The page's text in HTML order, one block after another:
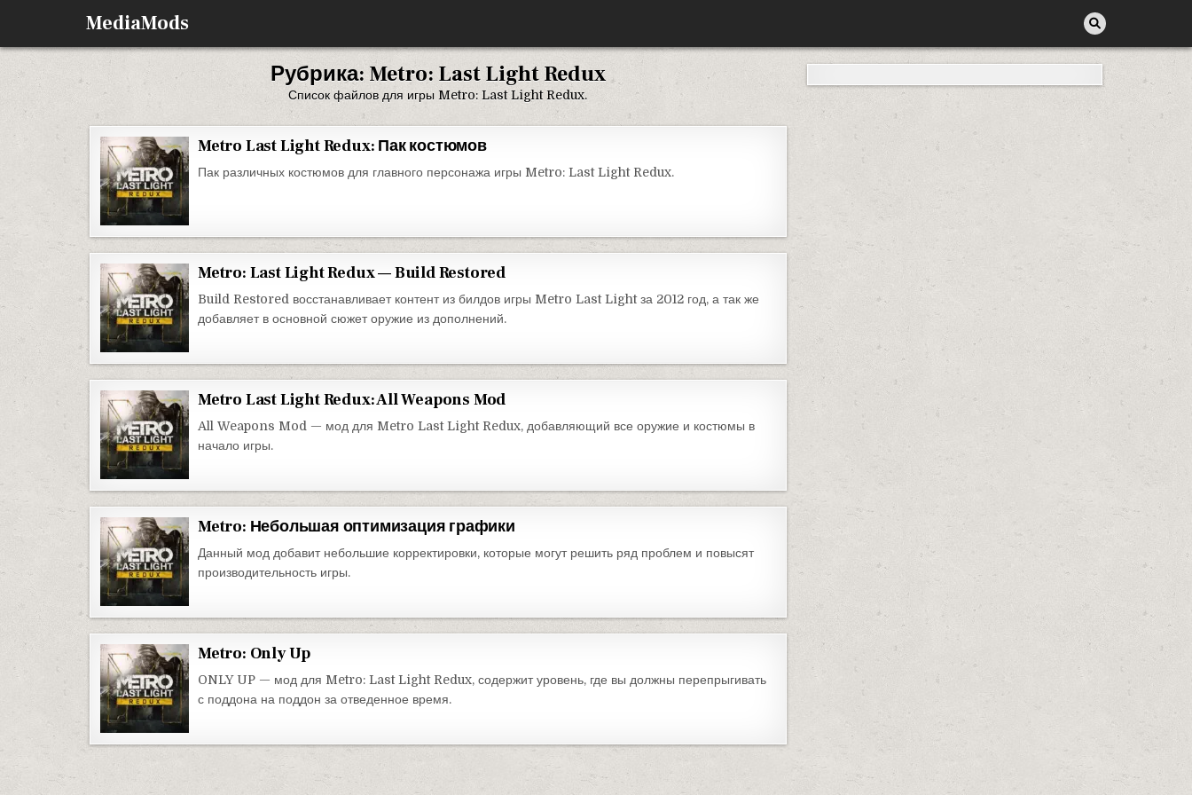
MediaMods
Рубрика: Metro: Last Light Redux
Список файлов для игры Metro: Last Light Redux.
Metro Last Light Redux: Пак костюмов
Пак различных костюмов для главного персонажа игры Metro: Last Light Redux.
Metro: Last Light Redux — Build Restored
Build Restored восстанавливает контент из билдов игры Metro Last Light за 2012 год, а так же
добавляет в основной сюжет оружие из дополнений.
Metro Last Light Redux: All Weapons Mod
All Weapons Mod — мод для Metro Last Light Redux, добавляющий все оружие и костюмы в
начало игры.
Metro: Небольшая оптимизация графики
Данный мод добавит небольшие корректировки, которые могут решить ряд проблем и повысят
производительность игры.
Metro: Only Up
ONLY UP — мод для Metro: Last Light Redux, содержит уровень, где вы должны перепрыгивать
с поддона на поддон за отведенное время.